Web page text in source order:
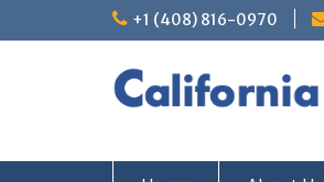
+1 (408) 816-0970